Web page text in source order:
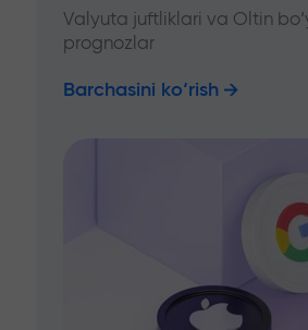
Valyuta juftliklari va Oltin
prognozlar
Barchasini ko‘rish